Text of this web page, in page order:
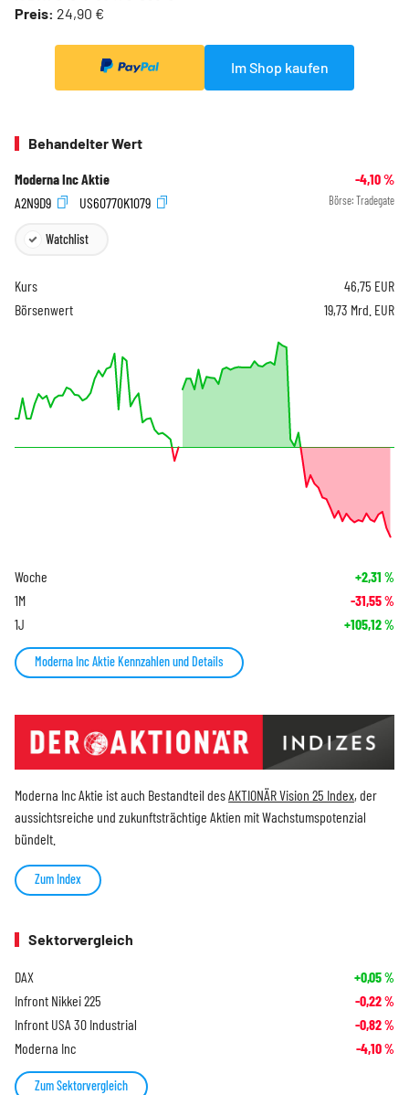
Preis: 24,90 €
Im Shop kaufen
Behandelter Wert
Moderna Inc Aktie -4,10%
A2N9D9
US60770K1079 Börse: Tradegate
Watchlist
Kurs 46,75 EUR
Börsenwert
19,73 Mrd. EUR
Woche +2,31 %
1M -31,55%
1J +105,12%
Moderna Inc Aktie Kennzahlen und Details
Moderna Inc Aktie ist auch Bestandteil desAKTIONÄR Vision 25 Index, der
aussichtsreiche und zukunftsträchtige Aktien mit Wachstumspotenzial
bündelt.
Zum Index
Sektorvergleich
DAX +0,05%
Infront Nikkei 225 -0,22%
Infront USA 30 Industrial -0,82%
Moderna Inc -4,10%
Zum Sektorvergleich